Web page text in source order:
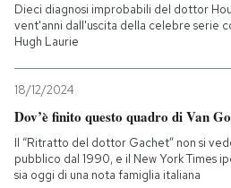
Dieci diagnosi improbabili del dottor
vent'anni dall'uscita della celebre serie
Hugh Laurie
18/12/2024
Dov’è finito questo quadro di Van
Il “Ritratto del dottor Gachet” non si
pubblico dal 1990, e il New York Times
sia oggi di una nota famiglia italiana